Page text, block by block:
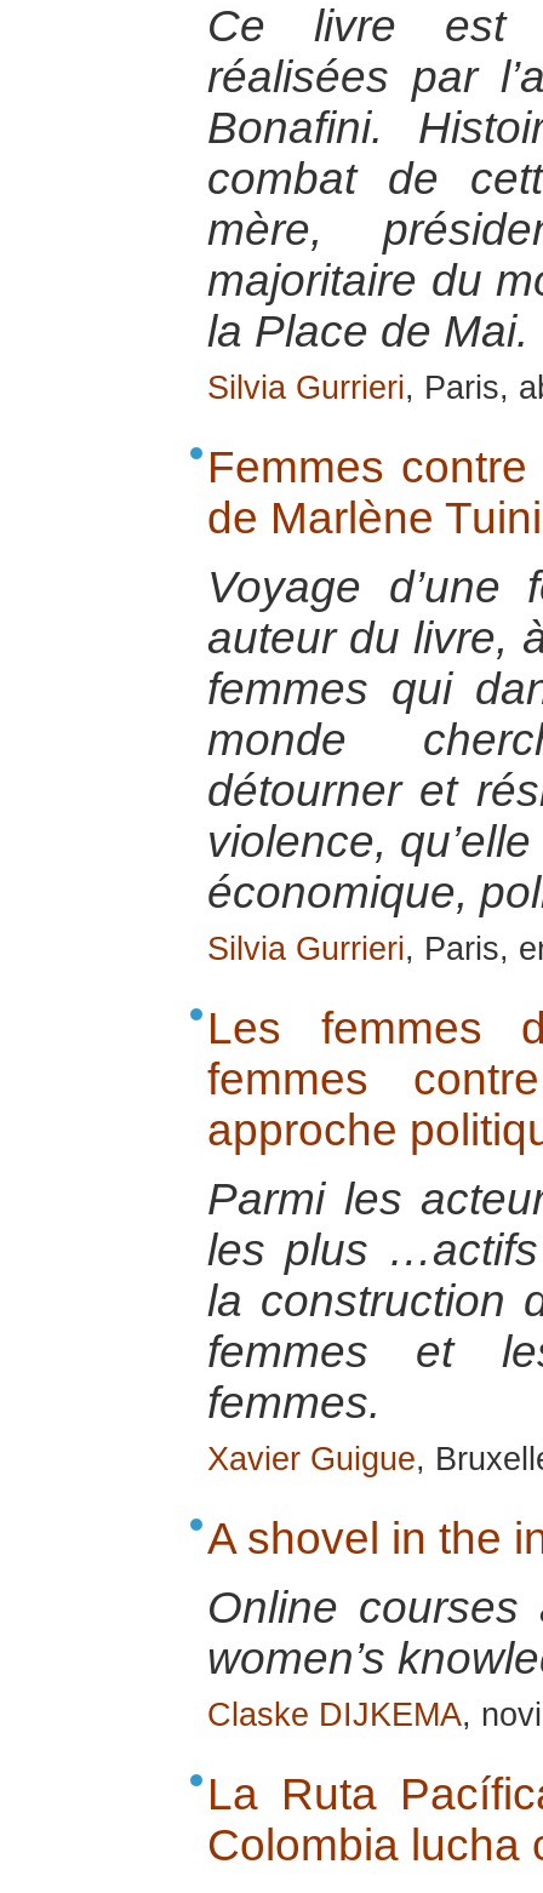
Ce livre est
réalisées par
Bonafini.
combat de
mère,
majoritaire du
la Place de Mai.
Silvia Gurrieri, Paris,
Femmes
de Marlène
Voyage d’une
auteur du livre,
femmes qui
monde
détourner et
violence,
économique,
Silvia Gurrieri, Paris,
Les femmes
femmes
approche
Parmi les
les plus
la construction
femmes et
femmes.
Xavier Guigue,
A shovel in the
Online
women’s
Claske DIJKEMA,
La Ruta
Colombia lucha